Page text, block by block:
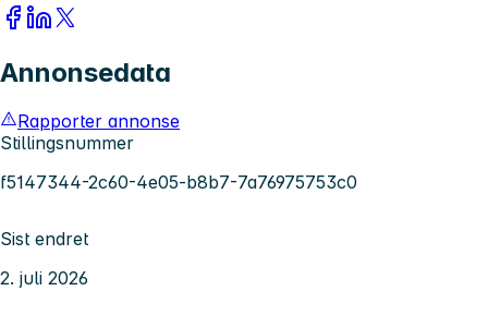
Annonsedata
Rapporter annonse
Stillingsnummer
f5147344-2c60-4e05-b8b7-7a76975753c0
Sist endret
2. juli 2026